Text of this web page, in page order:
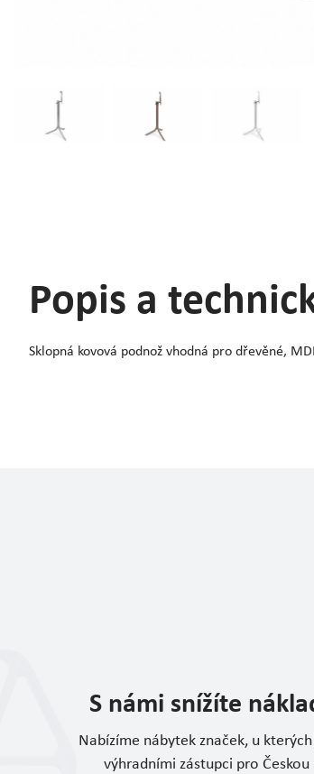
Popis a
Sklopná kovová podnož vhodná pro dřevěné,
S námi snížíte
Nabízíme nábytek značek, u
výhradními zástupci pro Českou